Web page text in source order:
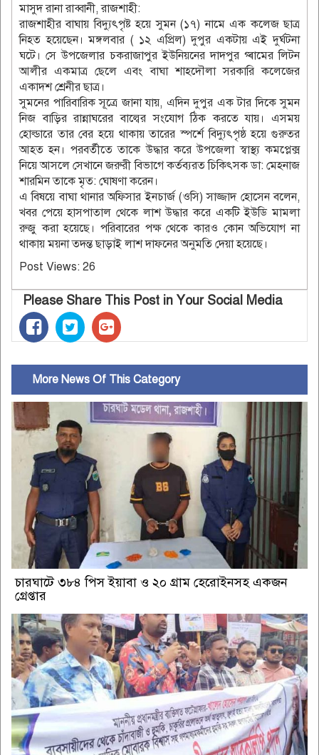
মাসুদ রানা রাব্বানী, রাজশাহী:
রাজশাহীর বাঘায় বিদ‍্যুৎপৃষ্ট হয়ে সুমন (১৭) নামে এক কলেজ ছাত্র
নিহত হয়েছেন। মঙ্গলবার ( ১২ এপ্রিল) দুপুর একটায় এই দুর্ঘটনা
ঘটে। সে উপজেলার চকরাজাপুর ইউনিয়নের দাদপুর গ্ৰামের লিটন
আলীর একমাত্র ছেলে এবং বাঘা শাহদৌলা সরকারি কলেজের
একাদশ শ্রেনীর ছাত্র।
সুমনের পারিবারিক সূত্রে জানা যায়, এদিন দুপুর এক টার দিকে সুমন
নিজ বাড়ির রান্নাঘরের বাল্বের সংযোগ ঠিক করতে যায়। এসময়
হোল্ডারে তার বের হয়ে থাকায় তারের স্পর্শে বিদ্যুৎপৃষ্ঠ হয়ে গুরুতর
আহত হন। পরবর্তীতে তাকে উদ্ধার করে উপজেলা স্বাস্থ্য কমপ্লেক্স
নিয়ে আসলে সেখানে জরুরী বিভাগে কর্তব্যরত চিকিৎসক ডা: মেহনাজ
শারমিন তাকে মৃত: ঘোষণা করেন।
এ বিষয়ে বাঘা থানার অফিসার ইনচার্জ (ওসি) সাজ্জাদ হোসেন বলেন,
খবর পেয়ে হাসপাতাল থেকে লাশ উদ্ধার করে একটি ইউডি মামলা
রুজু করা হয়েছে। পরিবারের পক্ষ থেকে কারও কোন অভিযোগ না
থাকায় ময়না তদন্ত ছাড়াই লাশ দাফনের অনুমতি দেয়া হয়েছে।
Post Views: 26
Please Share This Post in Your Social Media
More News Of This Category
চারঘাটে ৩৮৪ পিস ইয়াবা ও ২০ গ্রাম হেরোইনসহ একজন
গ্রেপ্তার